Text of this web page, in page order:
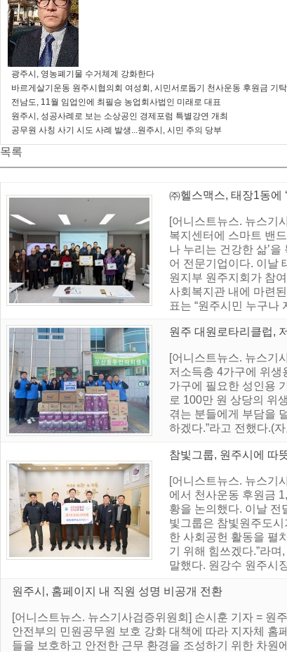
광주시, 영농폐기물 수거체계 강화한다
바르게살기운동 원주시협의회 여성회, 시민서로돕기 천사운동 후원금 기탁
전남도, 11월 임업인에 최필승 농업회사법인 미래로 대표
원주시, 성공사례로 보는 소상공인 경제포럼 특별강연 개최
공무원 사칭 사기 시도 사례 발생...원주시, 시민 주의 당부
목록
㈜헬스맥스, 태장1동에
[어니스트뉴스. 뉴스기
복지센터에 스마트 밴
나 누리는 건강한 삶’
어 전문기업이다. 이날
원지부 원주지회가 참
사회복지관 내에 마련
표는 “원주시민 누구나
원주 대원로타리클럽,
[어니스트뉴스. 뉴스기
저소득층 4가구에 위생
가구에 필요한 성인용
로 100만 원 상당의 위
겪는 분들에게 부담을
하겠다.”라고 전했다.(
참빛그룹, 원주시에 따
[어니스트뉴스. 뉴스기
에서 천사운동 후원금
황을 논의했다. 이날 전
빛그룹은 참빛원주도
한 사회공헌 활동을 펼
기 위해 힘쓰겠다.”라
말했다. 원강수 원주시
원주시, 홈페이지 내 직원 성명 비공개 전환
[어니스트뉴스. 뉴스기사검증위원회] 손시훈 기자 = 원
안전부의 민원공무원 보호 강화 대책에 따라 지자체 홈
들을 보호하고 안전한 근무 환경을 조성하기 위한 차원